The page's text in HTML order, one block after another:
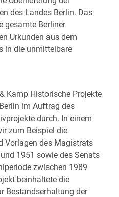
des Landes Berlin. Das
gesamte Berliner
Urkunden aus dem
in die unmittelbare
Kamp Historische Projekte
im Auftrag des
durch. In einem
zum Beispiel die
Vorlagen des Magistrats
1951 sowie des Senats
zwischen 1989
beinhaltete die
Bestandserhaltung der